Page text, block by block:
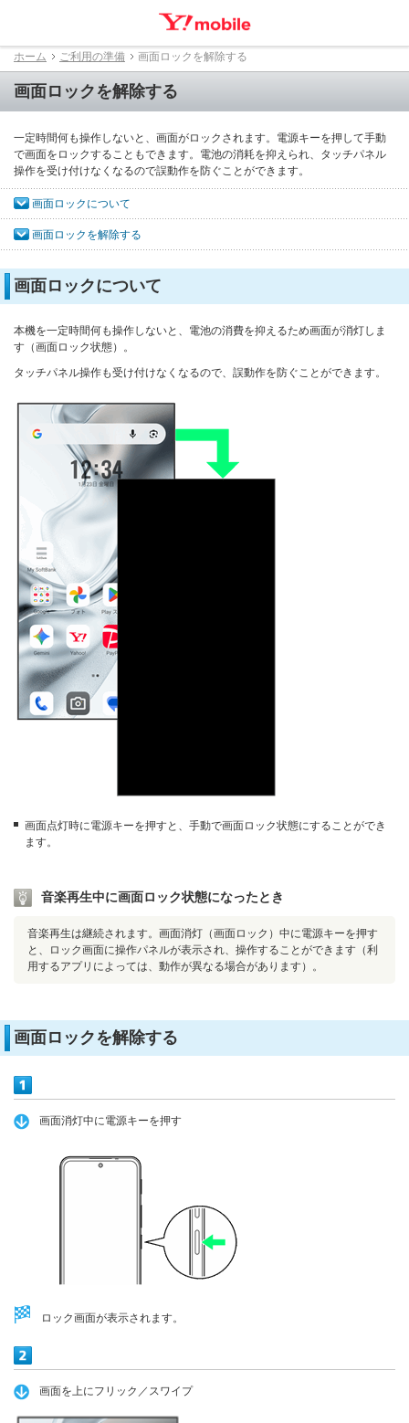
ホーム ご利用の準備 画面ロックを解除する
画面ロックを解除する
一定時間何も操作しないと、画面がロックされます。電源キーを押して手動
で画面をロックすることもできます。電池の消耗を抑えられ、タッチパネル
操作を受け付けなくなるので誤動作を防ぐことができます。
画面ロックについて
画面ロックを解除する
画面ロックについて
本機を一定時間何も操作しないと、電池の消費を抑えるため画面が消灯しま
す（画面ロック状態）。
タッチパネル操作も受け付けなくなるので、誤動作を防ぐことができます。
画面点灯時に電源キーを押すと、手動で画面ロック状態にすることができ
ます。
音楽再生中に画面ロック状態になったとき
音楽再生は継続されます。画面消灯（画面ロック）中に電源キーを押す
と、ロック画面に操作パネルが表示され、操作することができます（利
用するアプリによっては、動作が異なる場合があります）。
画面ロックを解除する
画面消灯中に電源キーを押す
ロック画面が表示されます。
画面を上にフリック／スワイプ